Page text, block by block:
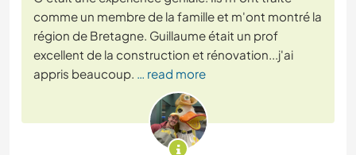
comme un membre de la famille et m'ont montré la
région de Bretagne. Guillaume était un prof
excellent de la construction et rénovation...j'ai
appris beaucoup. … read more